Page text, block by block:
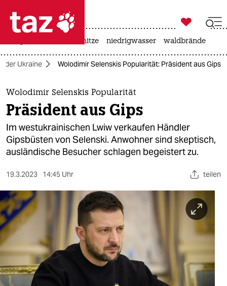
 taz zahl ich
taz zahl ich
themen
politik
öko
sport
berlin
nord
wahrheit

taz zahl ich
hitze niedrigwasser waldbrände
der Ukraine Wolodimir Selenskis Popularität: Präsident aus Gips
Wolodimir Selenskis Popularität
Präsident aus Gips
Im westukrainischen Lwiw verkaufen Händler
Gipsbüsten von Selenski. Anwohner sind skeptisch,
ausländische Besucher schlagen begeistert zu.
19.3.2023 14:45 Uhr teilen